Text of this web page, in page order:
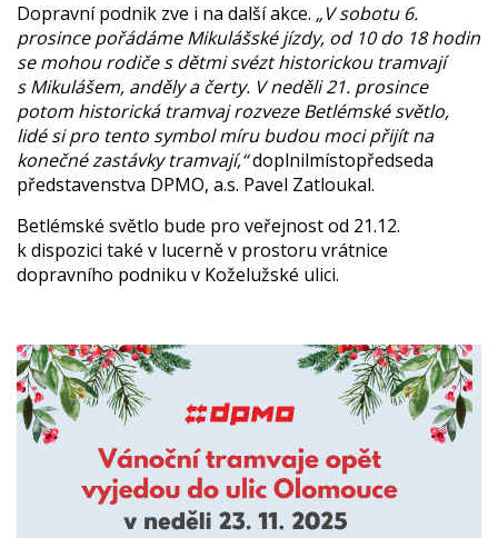
Dopravní podnik zve i na další akce. „V sobotu 6.
prosince pořádáme Mikulášské jízdy, od 10 do 18 hodin
se mohou rodiče s dětmi svézt historickou tramvají
s Mikulášem, anděly a čerty. V neděli 21. prosince
potom historická tramvaj rozveze Betlémské světlo,
lidé si pro tento symbol míru budou moci přijít na
konečné zastávky tramvají,“doplnilmístopředseda
představenstva DPMO, a.s. Pavel Zatloukal.
Betlémské světlo bude pro veřejnost od 21.12.
k dispozici také v lucerně v prostoru vrátnice
dopravního podniku v Koželužské ulici.